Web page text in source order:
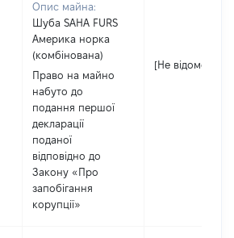
Опис майна:
Шуба SAHA FURS
Америка норка
(комбінована)
Право на майно
набуто до
подання першої
декларації
поданої
відповідно до
Закону «Про
запобігання
корупції»
[Не відомо]